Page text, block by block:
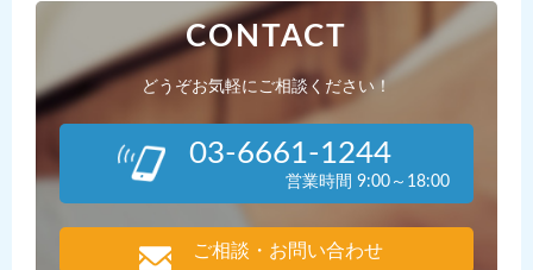
CONTACT
どうぞお気軽にご相談ください！
03-6661-1244
営業時間 9:00～18:00
ご相談・お問い合わせ